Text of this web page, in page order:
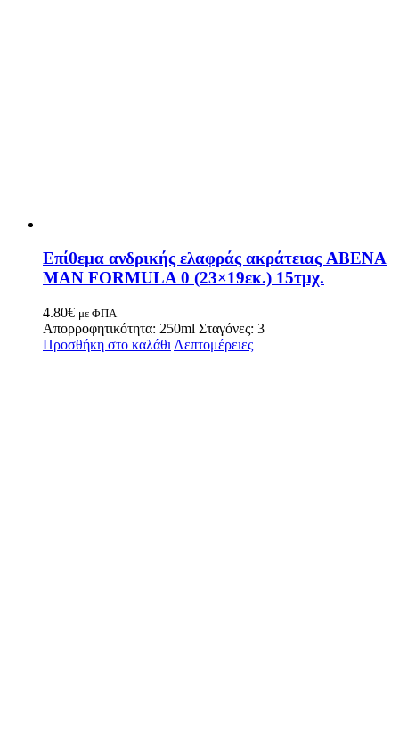
Eπίθεμα ανδρικής ελαφράς ακράτειας ABENA
MAN FORMULA 0 (23×19εκ.) 15τμχ.
4.80€ με ΦΠΑ
Απορροφητικότητα: 250ml Σταγόνες: 3
Προσθήκη στο καλάθι Λεπτομέρειες